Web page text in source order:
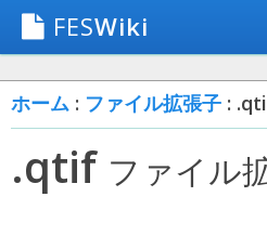
FESWiki
ホーム : ファイル拡張子 :
.qtif ファイル